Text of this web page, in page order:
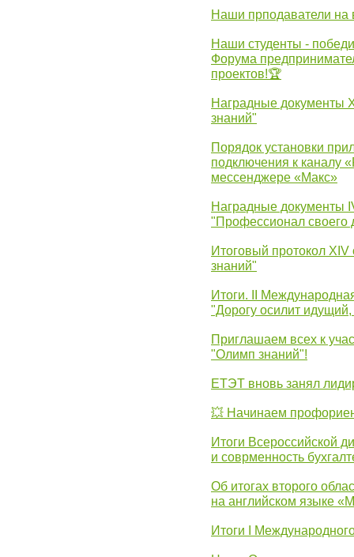
Наши прподаватели
Наши студенты -
Форума
проектов!🏆
Наградные документы
знаний"
Порядок установки
подключения к каналу
мессенджере «Макс»
Наградные документы
"Профессионал своего
Итоговый протокол
знаний"
Итоги. II
"Дорогу осилит
Приглашаем всех к
"Олимп знаний"!
ЕТЭТ вновь занял
💥 Начинаем
Итоги Всероссийской
и соврменность
Об итогах второго
на английском языке
Итоги I